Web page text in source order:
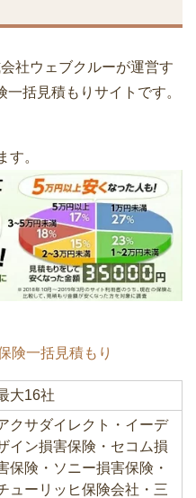
社ウェブクルーが運営す
括見積もりサイトです。
す。
険一括見積もり
大16社
クサダイレクト・イーデ
イン損害保険・セコム損
保険・ソニー損害保険・
ューリッヒ保険会社・三